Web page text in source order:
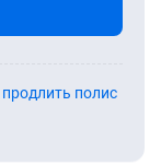
продлить полис